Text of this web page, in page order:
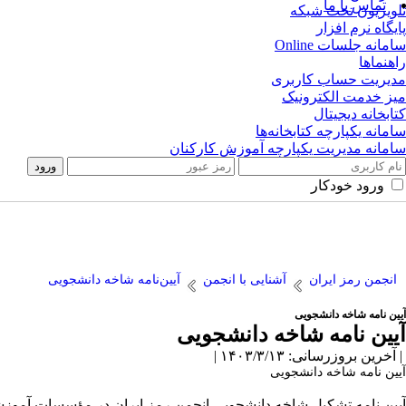
تماس با ما
تلویزیون تحت شبکه
پایگاه نرم افزار
سامانه جلسات Online
راهنماها
مدیریت حساب کاربری
میز خدمت الکترونیک
کتابخانه دیجیتال
سامانه یکپارچه کتابخانه‌ها
سامانه مدیریت یکپارچه آموزش کارکنان
ورود خودکار
انجمن رمز ایران آشنایی با انجمن آیین‌نامه شاخه دانشجویی
آیین نامه شاخه دانشجویی
آیین نامه شاخه دانشجویی
| آخرین بروزرسانی: ۱۴۰۳/۳/۱۳ |
آیین نامه شاخه دانشجویی